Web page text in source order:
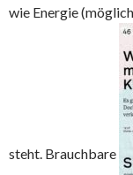
wie Energie
steht. Brauchbare